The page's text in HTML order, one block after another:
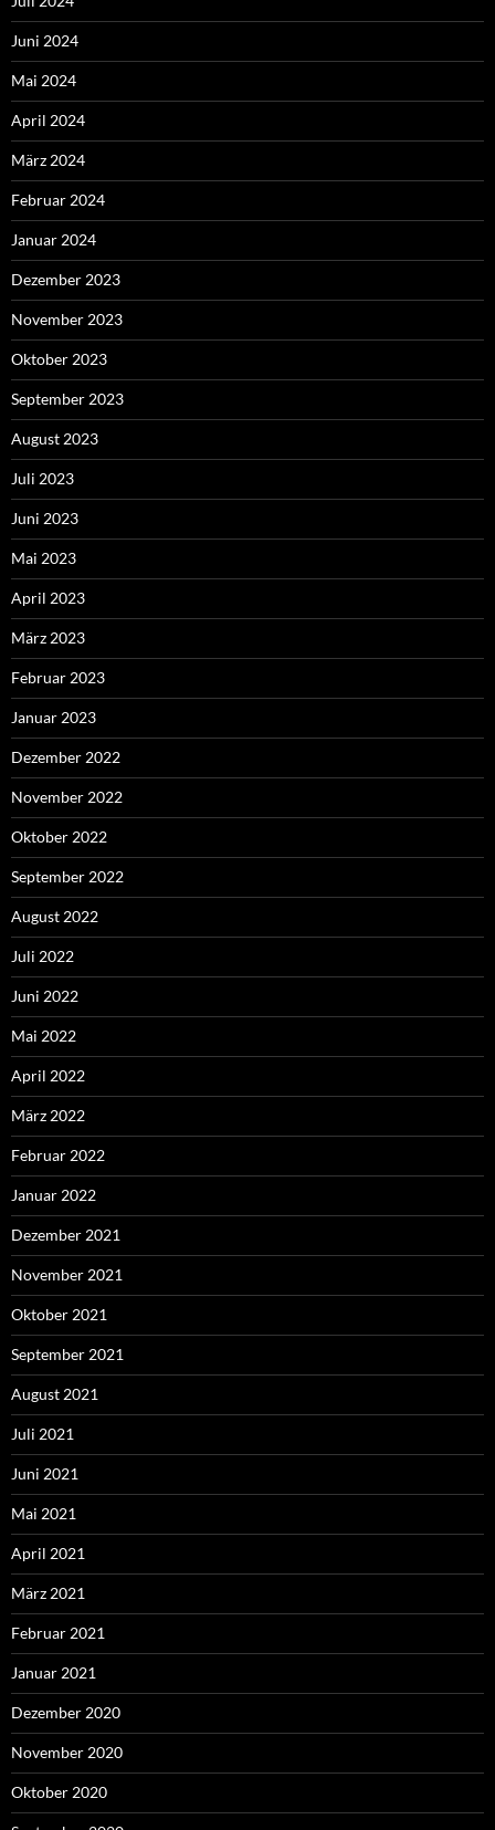
Juni 2024
Mai 2024
April 2024
März 2024
Februar 2024
Januar 2024
Dezember 2023
November 2023
Oktober 2023
September 2023
August 2023
Juli 2023
Juni 2023
Mai 2023
April 2023
März 2023
Februar 2023
Januar 2023
Dezember 2022
November 2022
Oktober 2022
September 2022
August 2022
Juli 2022
Juni 2022
Mai 2022
April 2022
März 2022
Februar 2022
Januar 2022
Dezember 2021
November 2021
Oktober 2021
September 2021
August 2021
Juli 2021
Juni 2021
Mai 2021
April 2021
März 2021
Februar 2021
Januar 2021
Dezember 2020
November 2020
Oktober 2020